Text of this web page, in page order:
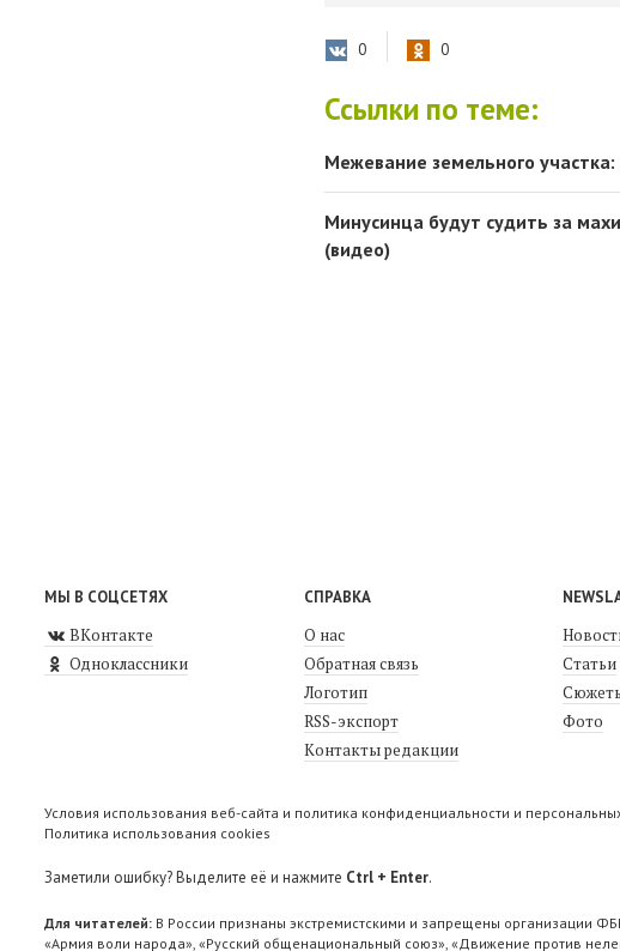
0 0
Ссылки по теме:
Межевание земельного участка:
Минусинца будут судить за
(видео)
МЫ В СОЦСЕТЯХ
ВКонтакте
Одноклассники
СПРАВКА
О нас
Обратная связь
Логотип
RSS-экспорт
Контакты редакции
Статьи
Фото
Условия использования веб-сайта и политика конфиденциальности и
Политика использования cookies
Заметили ошибку? Выделите её и нажмите Ctrl + Enter.
Для читателей: В России признаны экстремистскими и запрещены организации
«Армия воли народа», «Русский общенациональный союз», «Движение против